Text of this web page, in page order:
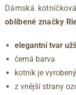
Dámská
oblíbené značky
elegantní tvar
černá barva
kotník je vyrobený
z vnější strany